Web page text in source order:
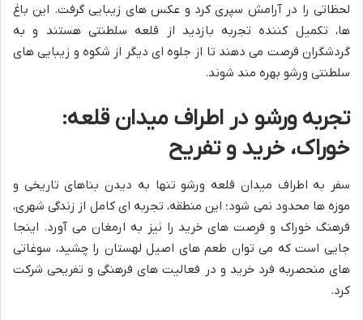
لحظاتی را در آرامش سپری کرد و عکس های زیبایی گرفت. این باغ
ها، تکمیل کننده تجربه بازدید از قلعه سلطنتی هستند و به
گردشگران فرصت می دهند تا از جلوه ای دیگر از شکوه و زیبایی های
سلطنتی ورشو بهره مند شوند.
تجربه ورشو در اطراف میدان قلعه:
خوراک، خرید و تفریح
سفر به اطراف میدان قلعه ورشو تنها به دیدن بناهای تاریخی و
موزه ها محدود نمی شود؛ این منطقه، تجربه ای کامل از زندگی شهری،
فرهنگ خوراک و فرصت های خرید را نیز به ارمغان می آورد. اینجا
جایی است که می توان طعم های اصیل لهستان را چشید، سوغاتی
های منحصربه فرد خرید و در فعالیت های فرهنگی و تفریحی شرکت
کرد.